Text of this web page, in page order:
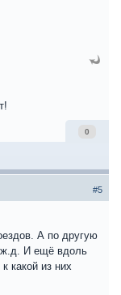
0
#5
А по другую
ж.д. И ещё вдоль
какой из них